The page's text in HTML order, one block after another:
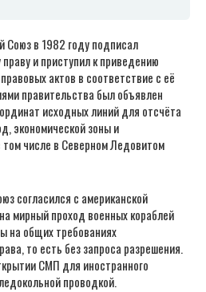
Союз в 1982 году подписал
и приступил к приведению
актов в соответствие с её
правительства был объявлен
исходных линий для отсчёта
экономической зоны и
том числе в Северном Ледовитом
согласился с американской
мирный проход военных кораблей
на общих требованиях
то есть без запроса разрешения.
СМП для иностранного
проводкой.